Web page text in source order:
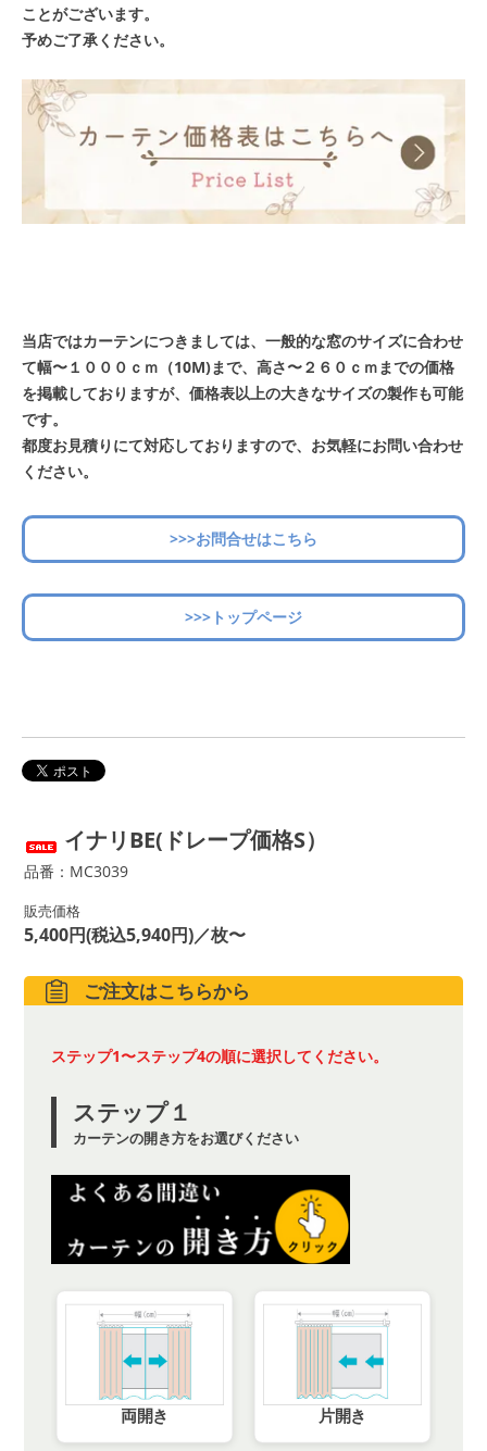
ことがございます。
予めご了承ください。
当店ではカーテンにつきましては、一般的な窓のサイズに合わせ
て幅〜１０００ｃｍ（10M)まで、高さ〜２６０ｃｍまでの価格
を掲載しておりますが、価格表以上の大きなサイズの製作も可能
です。
都度お見積りにて対応しておりますので、お気軽にお問い合わせ
ください。
>>>お問合せはこちら
>>>トップページ
イナリBE(ドレープ価格S）
品番：MC3039
販売価格
5,400円(税込5,940円)／枚〜
ご注文はこちらから
ステップ1〜ステップ4の順に選択してください。
ステップ１
カーテンの開き方をお選びください
両開き 片開き